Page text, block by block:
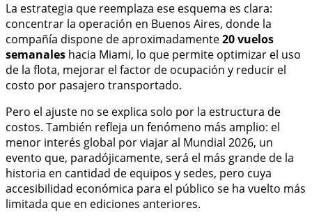
La estrategia que reemplaza ese esquema es clara:
concentrar la operación en Buenos Aires, donde la
compañía dispone de aproximadamente20 vuelos
semanales hacia Miami, lo que permite optimizar el uso
de la flota, mejorar el factor de ocupación y reducir el
costo por pasajero transportado.
Pero el ajuste no se explica solo por la estructura de
costos. También refleja un fenómeno más amplio: el
menor interés global por viajar al Mundial 2026, un
evento que, paradójicamente, será el más grande de la
historia en cantidad de equipos y sedes, pero cuya
accesibilidad económica para el público se ha vuelto más
limitada que en ediciones anteriores.